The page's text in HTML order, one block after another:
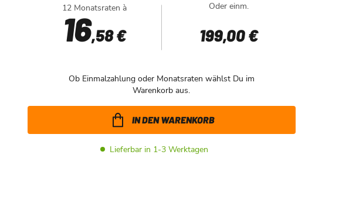
12 Monatsraten à
16,58 €
Oder einm.
199,00 €
Ob Einmalzahlung oder Monatsraten wählst Du im
Warenkorb aus.
IN DEN WARENKORB
Lieferbar in 1-3 Werktagen